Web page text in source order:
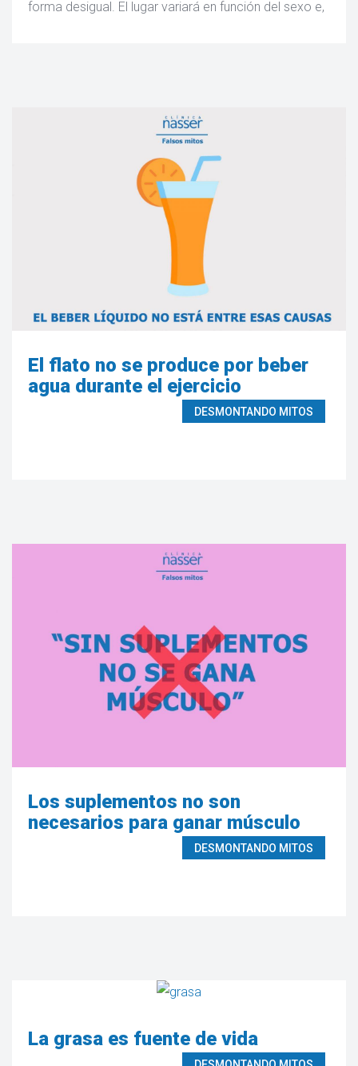
forma desigual. El lugar variará en función del sexo e,
El flato no se produce por beber
agua durante el ejercicio
DESMONTANDO MITOS
Los suplementos no son
necesarios para ganar músculo
DESMONTANDO MITOS
La grasa es fuente de vida